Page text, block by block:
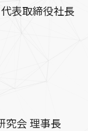
表取締役社長
会 理事長